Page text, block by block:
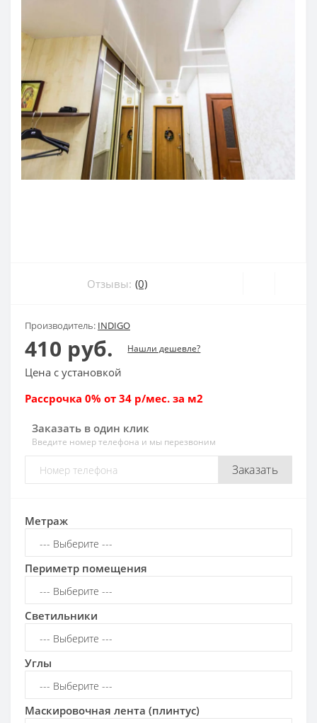
Отзывы: (0)
Производитель: INDIGO
410 руб. Нашли дешевле?
Цена с установкой
Рассрочка 0% от 34 р/мес. за м2
Заказать в один клик
Введите номер телефона и мы перезвоним
Заказать
Метраж
Периметр помещения
Светильники
Углы
Маскировочная лента (плинтус)